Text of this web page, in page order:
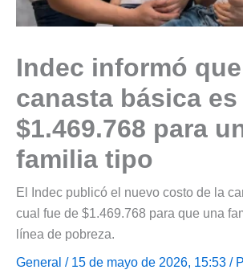
Indec informó
canasta básica es
$1.469.768 para
familia tipo
El Indec publicó el nuevo costo de la
cual fue de $1.469.768 para que una
línea de pobreza.
General / 15 de mayo de 2026, 15:53 /